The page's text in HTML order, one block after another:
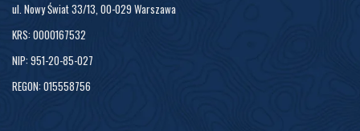
ul. Nowy Świat 33/13, 00-029 Warszawa
KRS: 0000167532
NIP: 951-20-85-027
REGON: 015558756